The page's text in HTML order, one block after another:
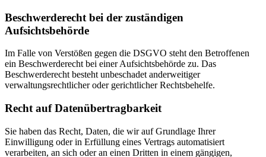
Beschwerderecht bei der zuständigen
Aufsichtsbehörde
Im Falle von Verstößen gegen die DSGVO steht den Betroffenen
ein Beschwerderecht bei einer Aufsichtsbehörde zu. Das
Beschwerderecht besteht unbeschadet anderweitiger
verwaltungsrechtlicher oder gerichtlicher Rechtsbehelfe.
Recht auf Datenübertragbarkeit
Sie haben das Recht, Daten, die wir auf Grundlage Ihrer
Einwilligung oder in Erfüllung eines Vertrags automatisiert
verarbeiten, an sich oder an einen Dritten in einem gängigen,